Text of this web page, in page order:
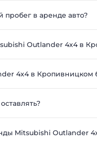
в аренде авто?
Outlander 4х4 в
4х4 в Кропивницком
Mitsubishi Outlander